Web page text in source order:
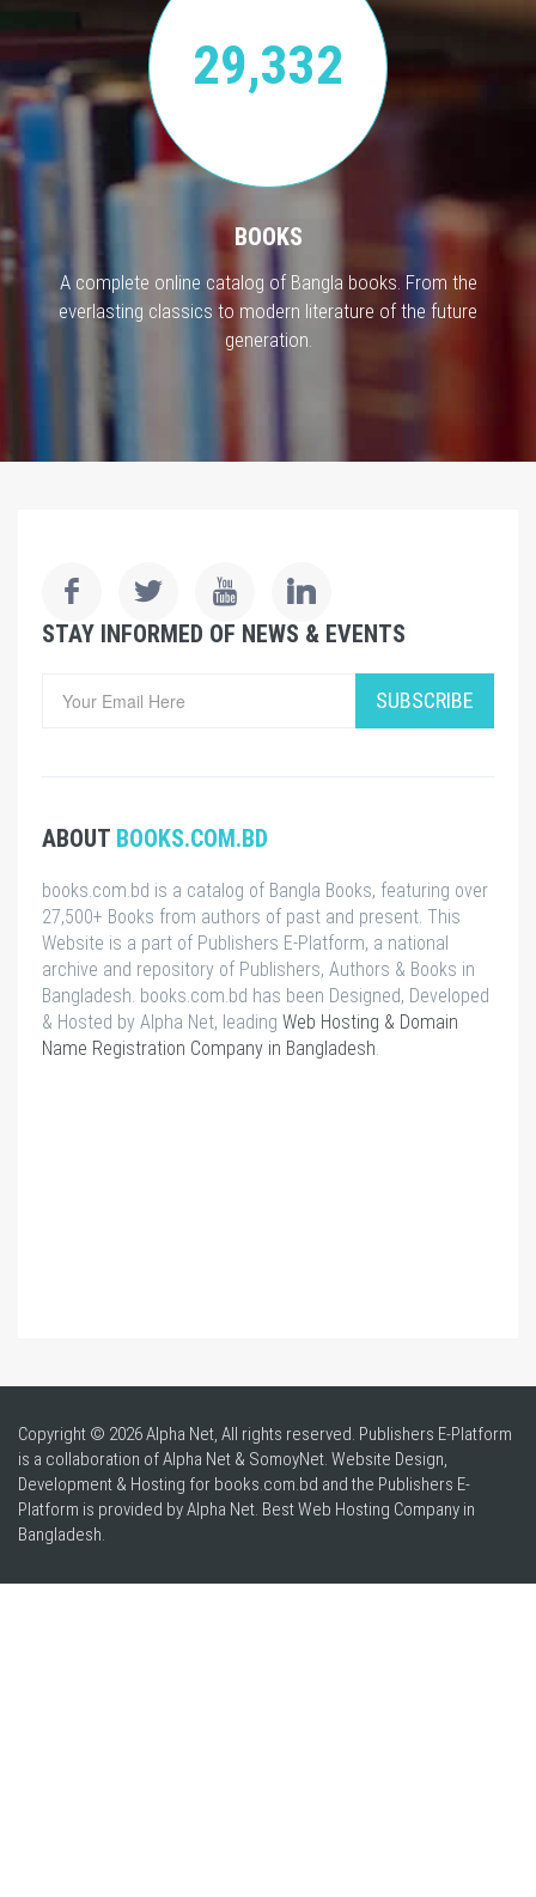
29,332
BOOKS
A complete online catalog of Bangla books. From the
everlasting classics to modern literature of the future
generation.
STAY INFORMED OF NEWS & EVENTS
SUBSCRIBE
ABOUT BOOKS.COM.BD
books.com.bd is a catalog of Bangla Books, featuring over
27,500+ Books from authors of past and present. This
Website is a part of Publishers E-Platform, a national
archive and repository of Publishers, Authors & Books in
Bangladesh. books.com.bd has been Designed, Developed
& Hosted by Alpha Net, leading Web Hosting & Domain
Name Registration Company in Bangladesh
Copyright © 2026 Alpha Net, All rights reserved. Publishers E-Platform
is a collaboration of Alpha Net & SomoyNet. Website Design,
Development & Hosting for books.com.bd and the Publishers E-
Platform is provided by Alpha Net. BestWeb Hosting Company in
Bangladesh.